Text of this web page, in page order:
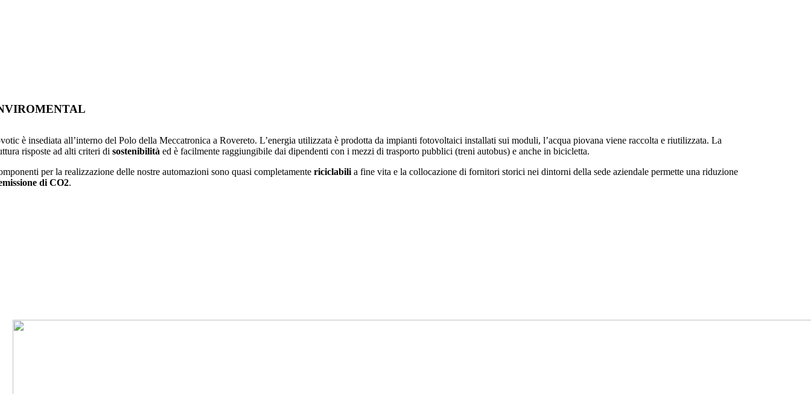
è insediata all’interno del Polo della Meccatronica a Rovereto. L’energia utilizzata è prodotta da impianti fotovoltaici installati sui moduli, l’acqua piovana viene raccolta e riutilizzata. La
risposte ad alti criteri disostenibilità ed è facilmente raggiungibile dai dipendenti con i mezzi di trasporto pubblici (treni autobus) e anche in bicicletta.
per la realizzazione delle nostre automazioni sono quasi completamentericiclabili a fine vita e la collocazione di fornitori storici nei dintorni della sede aziendale permette una riduzione
di CO2.